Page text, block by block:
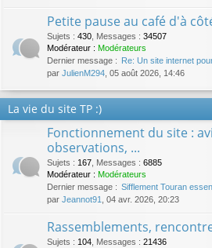
Petite pause au café d'à
Sujets : 430 Messages : 34507
Modérateur : Modérateurs
Dernier message :
Re: Un site internet
par JulienM294 , 05 août 2026, 14:46
La vie du site TP :)
Fonctionnement du site :
observations, ...
Sujets : 167 Messages : 6885
Modérateur : Modérateurs
Dernier message : Sifflement Touran
par Jeannot91 , 04 avr. 2026, 20:23
Rassemblements,
Sujets : 104 Messages : 21436